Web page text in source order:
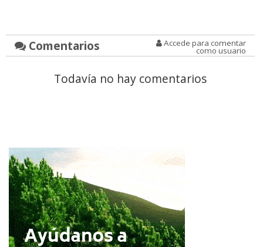
Comentarios Accede para comentar
como usuario
Todavía no hay comentarios